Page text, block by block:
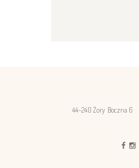
44-240 Żory Boczna 6